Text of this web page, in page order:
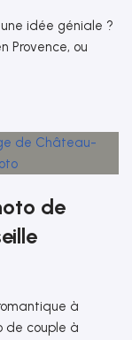
idée géniale ?
Provence, ou
de
à
de couple à